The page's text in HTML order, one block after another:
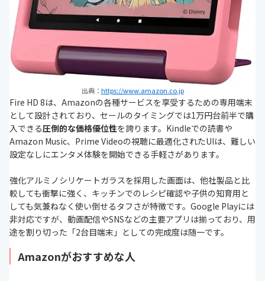
出典： https://www.amazon.co.jp
Fire HD 8は、Amazonの各種サービスを享受するための専用端末
として設計されており、セールのタイミングでは1万円台前半で購
入できる圧倒的な価格優位性を誇ります。Kindleでの読書や
Amazon Music、Prime Videoの視聴に最適化されたUIは、難しい
設定なしにエンタメ体験を開始できる手軽さがあります。
強化アルミノシリケートガラスを採用した画面は、他社製品と比
較しても衝撃に強く、キッチンでのレシピ確認や子供の知育用と
しても気兼ねなく使い倒せるタフさが特徴です。Google Playには
非対応ですが、動画配信やSNSなどの主要アプリは揃っており、用
途を割り切った「2台目端末」としての完成度は随一です。
Amazonがおすすめな人